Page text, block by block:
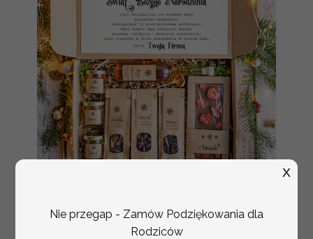
Narodzenie dla
130.00 / 105.69 PLN
Nie przegap - Zamów Podziękowania dla
Rodziców
X